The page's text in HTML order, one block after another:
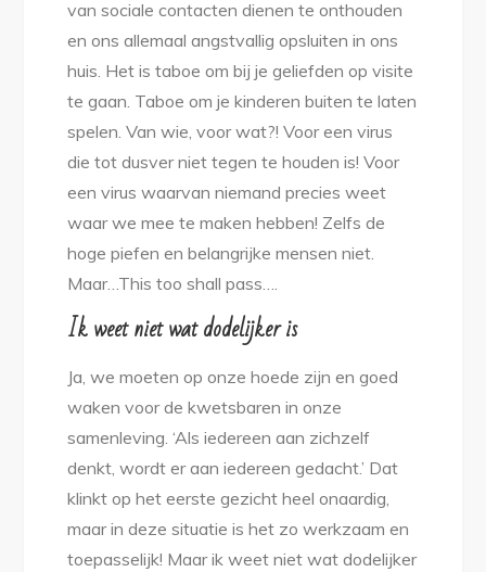
van sociale contacten dienen te onthouden
en ons allemaal angstvallig opsluiten in ons
huis. Het is taboe om bij je geliefden op visite
te gaan. Taboe om je kinderen buiten te laten
spelen. Van wie, voor wat?! Voor een virus
die tot dusver niet tegen te houden is! Voor
een virus waarvan niemand precies weet
waar we mee te maken hebben! Zelfs de
hoge piefen en belangrijke mensen niet.
Maar…This too shall pass….
Ik weet niet wat dodelijker is
Ja, we moeten op onze hoede zijn en goed
waken voor de kwetsbaren in onze
samenleving. ‘Als iedereen aan zichzelf
denkt, wordt er aan iedereen gedacht.’ Dat
klinkt op het eerste gezicht heel onaardig,
maar in deze situatie is het zo werkzaam en
toepasselijk! Maar ik weet niet wat dodelijker